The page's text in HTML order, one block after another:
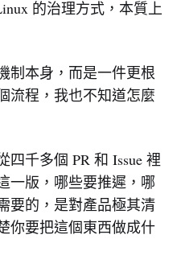
的治理方式，本質上
制本身，而是一件更根
流程，我也不知道怎麼
千多個 PR 和 Issue 裡
一版，哪些要推遲，哪
要的，是對產品極其清
你要把這個東西做成什